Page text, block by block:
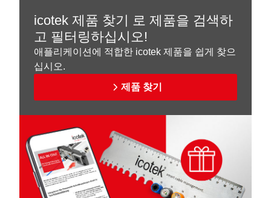
icotek 제품 찾기 로 제품을 검색하
고 필터링하십시오!
애플리케이션에 적합한 icotek 제품을 쉽게 찾으
십시오.
제품 찾기